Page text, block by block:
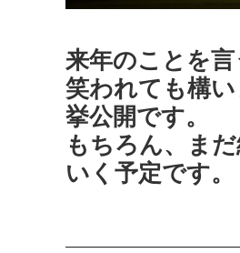
来年のことを言
笑われても構
挙公開です。
もちろん、ま
いく予定です。